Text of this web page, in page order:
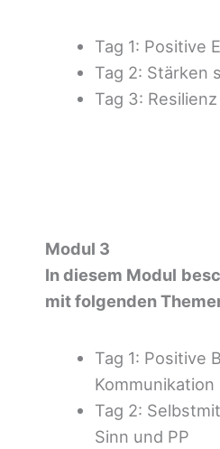
Tag 1: Positive
Tag 2: Stärken
Tag 3:
Modul 3
In diesem Modul
mit folgenden
Tag 1: Positive
Kommunikation
Tag 2:
Sinn und PP